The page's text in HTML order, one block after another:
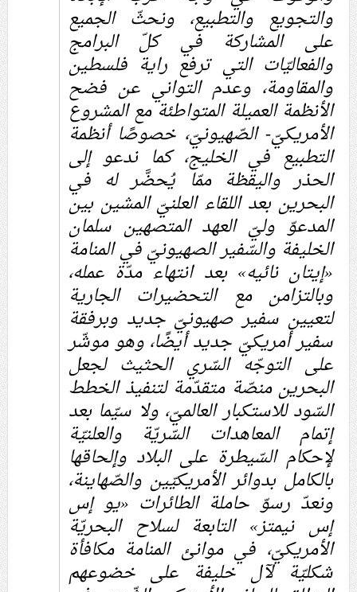
والتجويع والتطبيع، ونحثّ الجميع
على المشاركة في كلّ البرامج
والفعاليّات التي ترفع راية فلسطين
والمقاومة، وعدم التواني عن فضح
الأنظمة العميلة المتواطئة مع المشروع
الأمريكيّ- الصّهيونيّ، خصوصًا أنظمة
التطبيع في الخليج، كما ندعو إلى
الحذر واليقظة ممّا يُحضَّر له في
البحرين بعد اللقاء العلنيّ المشين بين
المدعوّ وليّ العهد المتصهين سلمان
الخليفة والسّفير الصهيونيّ في المنامة
«إيتان نائيه» بعد انتهاء مدّة عمله،
وبالتزامن مع التحضيرات الجارية
لتعيين سفير صهيونيّ جديد وبرفقة
سفير أمريكيّ جديد أيضًا، وهو موشّر
على التوجّه السّري الحثيث لجعل
البحرين منصّة متقدّمة لتنفيذ الخطط
السّود للاستكبار العالميّ، ولا سيّما بعد
إتمام المعاهدات السّريّة والعلنيّة
لإحكام السّيطرة على البلاد وإلحاقها
بالكامل بدوائر الأمريكيّين والصّهاينة،
ونعدّ رسوّ حاملة الطائرات «يو إس
إس نيمتز» التابعة لسلاح البحريّة
الأمريكيّ، في موانئ المنامة مكافأة
شكليّة لآل خليفة على خضوعهم